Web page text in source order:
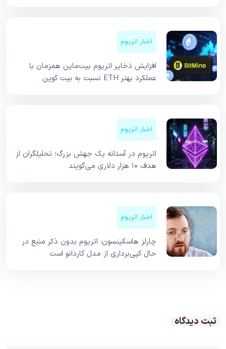
اخبار اتریوم
افزایش ذخایر اتریوم بیت‌ماین همزمان با
عملکرد بهتر ETH نسبت به بیت کوین
اخبار اتریوم
اتریوم در آستانه یک جهش بزرگ؛ تحلیلگران از
هدف ۱۰ هزار دلاری می‌گویند
اخبار اتریوم
چارلز هاسکینسون: اتریوم بدون ذکر منبع در
حال کپی‌برداری از مدل کاردانو است
ثبت دیدگاه